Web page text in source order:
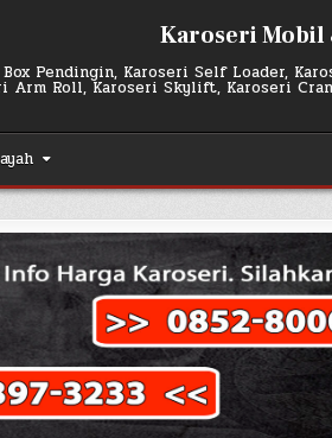
Karoseri Mobil
Pendingin, Karoseri Self Loader,
Arm Roll, Karoseri Skylift, Karoseri